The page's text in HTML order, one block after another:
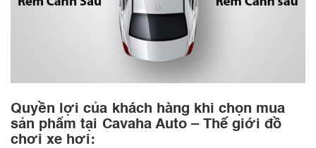
Quyền lợi của khách hàng khi chọn mua
sản phẩm tại Cavaha Auto – Thế giới đồ
chơi xe hơi: